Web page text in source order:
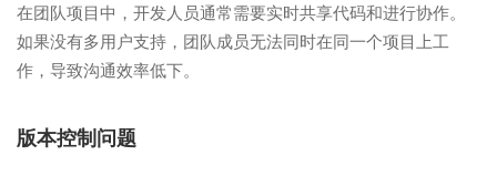
在团队项目中，开发人员通常需要实时共享代码和进行协作。
如果没有多用户支持，团队成员无法同时在同一个项目上工
作，导致沟通效率低下。
版本控制问题